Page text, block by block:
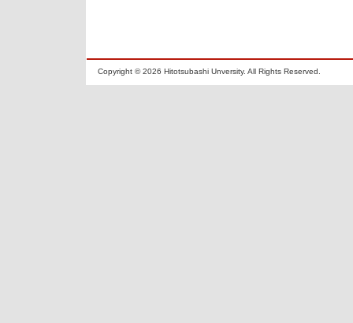
Copyright ©2026 Hitotsubashi Unversity. All Rights Reserved.